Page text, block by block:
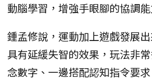
動腦學習，增強手眼腳的協調能
鍾孟修說，運動加上遊戲發展出
具有延緩失智的效果，玩法非
念數字、一邊搭配認知指令要